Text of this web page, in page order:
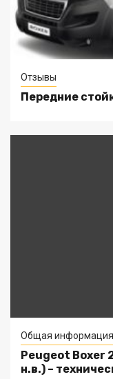
Отзывы
Передние
Общая информация
Peugeot Boxer
н.в.) –